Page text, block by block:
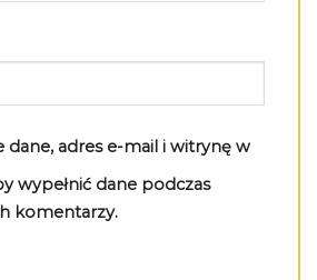
dane, adres e-mail i witrynę w
wypełnić dane podczas
komentarzy.